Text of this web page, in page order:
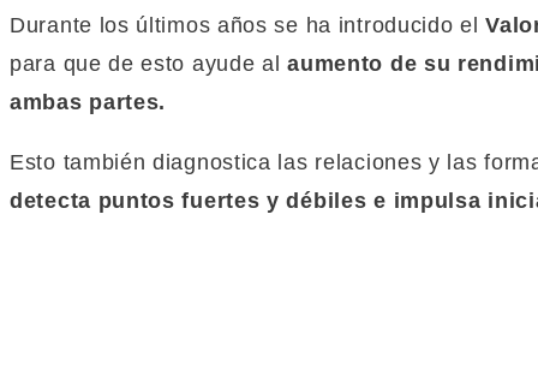
Durante los últimos años se ha introducido el
para que de esto ayude alaumento de su
ambas partes.
Esto también diagnostica las relaciones y las
detecta puntos fuertes y débiles e impulsa